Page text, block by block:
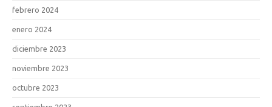
febrero 2024
enero 2024
diciembre 2023
noviembre 2023
octubre 2023